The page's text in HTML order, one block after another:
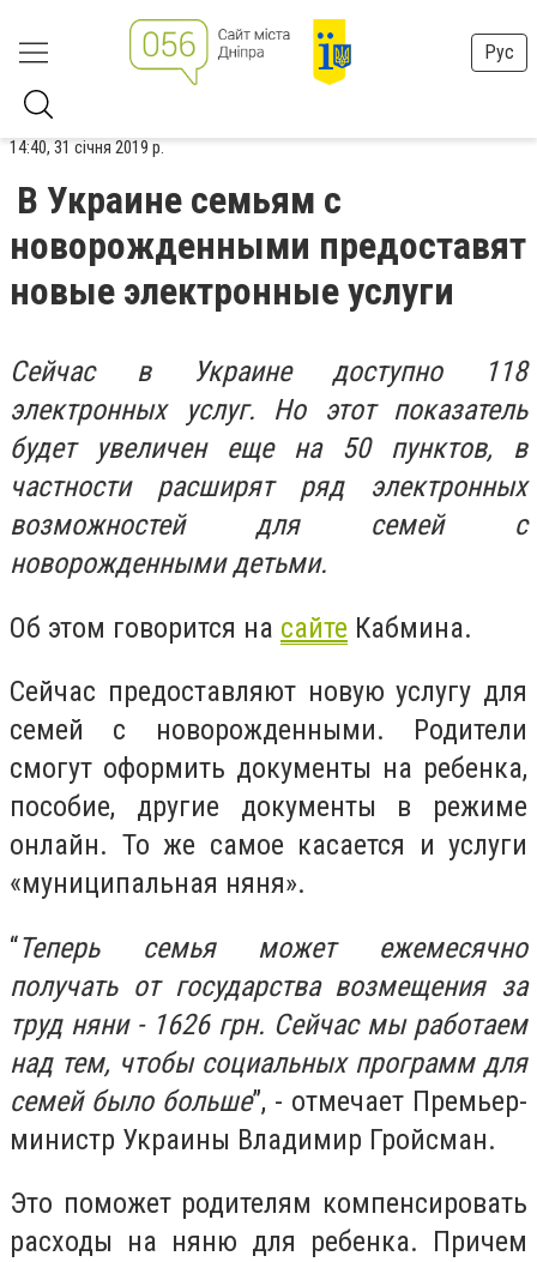
Рус
14:40, 31 січня 2019 р.
В Украине семьям с
новорожденными предоставят
новые электронные услуги
Сейчас в Украине доступно 118
электронных услуг. Но этот показатель
будет увеличен еще на 50 пунктов, в
частности расширят ряд электронных
возможностей для семей с
новорожденными детьми.
Об этом говорится на сайте Кабмина.
Сейчас предоставляют новую услугу для
семей с новорожденными. Родители
смогут оформить документы на ребенка,
пособие, другие документы в режиме
онлайн. То же самое касается и услуги
«муниципальная няня».
“Теперь семья может ежемесячно
получать от государства возмещения за
труд няни - 1626 грн. Сейчас мы работаем
над тем, чтобы социальных программ для
семей было больше”, - отмечает Премьер-
министр Украины Владимир Гройсман.
Это поможет родителям компенсировать
расходы на няню для ребенка. Причем